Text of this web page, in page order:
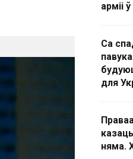
арміі
Са
для
няма.